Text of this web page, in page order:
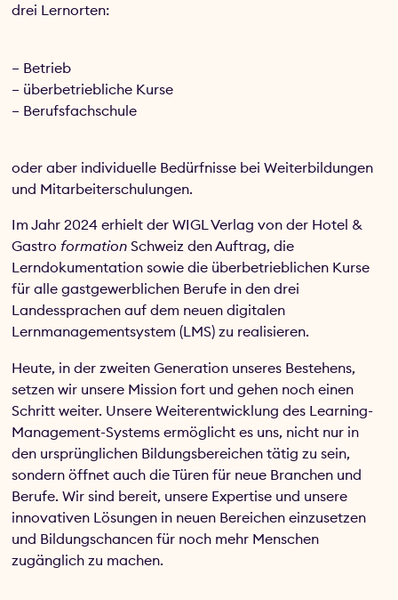
drei Lernorten:
– Betrieb
– überbetriebliche Kurse
– Berufsfachschule
oder aber individuelle Bedürfnisse bei Weiterbildungen
und Mitarbeiterschulungen.
Im Jahr 2024 erhielt der WIGL Verlag von der Hotel &
Gastro formation Schweiz den Auftrag, die
Lerndokumentation sowie die überbetrieblichen Kurse
für alle gastgewerblichen Berufe in den drei
Landessprachen auf dem neuen digitalen
Lernmanagementsystem (LMS) zu realisieren.
Heute, in der zweiten Generation unseres Bestehens,
setzen wir unsere Mission fort und gehen noch einen
Schritt weiter. Unsere Weiterentwicklung des Learning-
Management-Systems ermöglicht es uns, nicht nur in
den ursprünglichen Bildungsbereichen tätig zu sein,
sondern öffnet auch die Türen für neue Branchen und
Berufe. Wir sind bereit, unsere Expertise und unsere
innovativen Lösungen in neuen Bereichen einzusetzen
und Bildungschancen für noch mehr Menschen
zugänglich zu machen.